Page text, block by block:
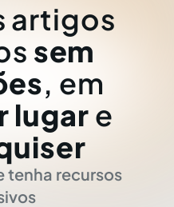
artigos
sem
, em
lugar e
tenha recursos